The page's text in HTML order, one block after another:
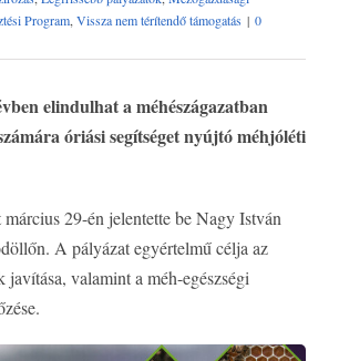
Program Vissza nem térítendő támogatás | 0
elindulhat a méhészágazatban
óriási segítséget nyújtó méhjóléti
29-én jelentette be Nagy István
A pályázat egyértelmű célja az
javítása, valamint a méh-egészségi